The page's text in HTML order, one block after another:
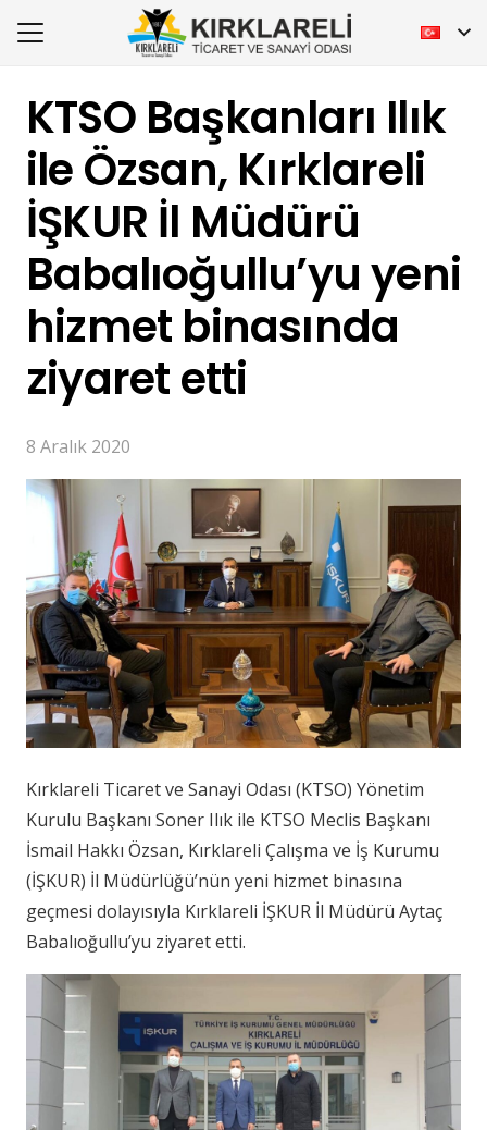
KTSO Başkanları Ilık
ile Özsan, Kırklareli
İŞKUR İl Müdürü
Babalıoğullu’yu yeni
hizmet binasında
ziyaret etti
8 Aralık 2020
Kırklareli Ticaret ve Sanayi Odası (KTSO) Yönetim
Kurulu Başkanı Soner Ilık ile KTSO Meclis Başkanı
İsmail Hakkı Özsan, Kırklareli Çalışma ve İş Kurumu
(İŞKUR) İl Müdürlüğü’nün yeni hizmet binasına
geçmesi dolayısıyla Kırklareli İŞKUR İl Müdürü Aytaç
Babalıoğullu’yu ziyaret etti.